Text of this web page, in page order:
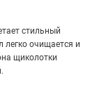
стильный
легко очищается и
щиколотки